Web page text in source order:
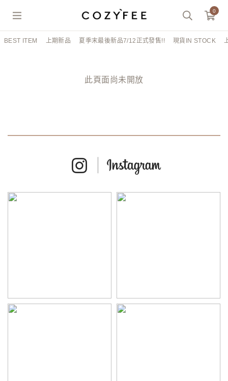
0
BEST ITEM 上期新品 夏季末最後新品7/12正式發售!! 現貨IN STOCK
此頁面尚未開放